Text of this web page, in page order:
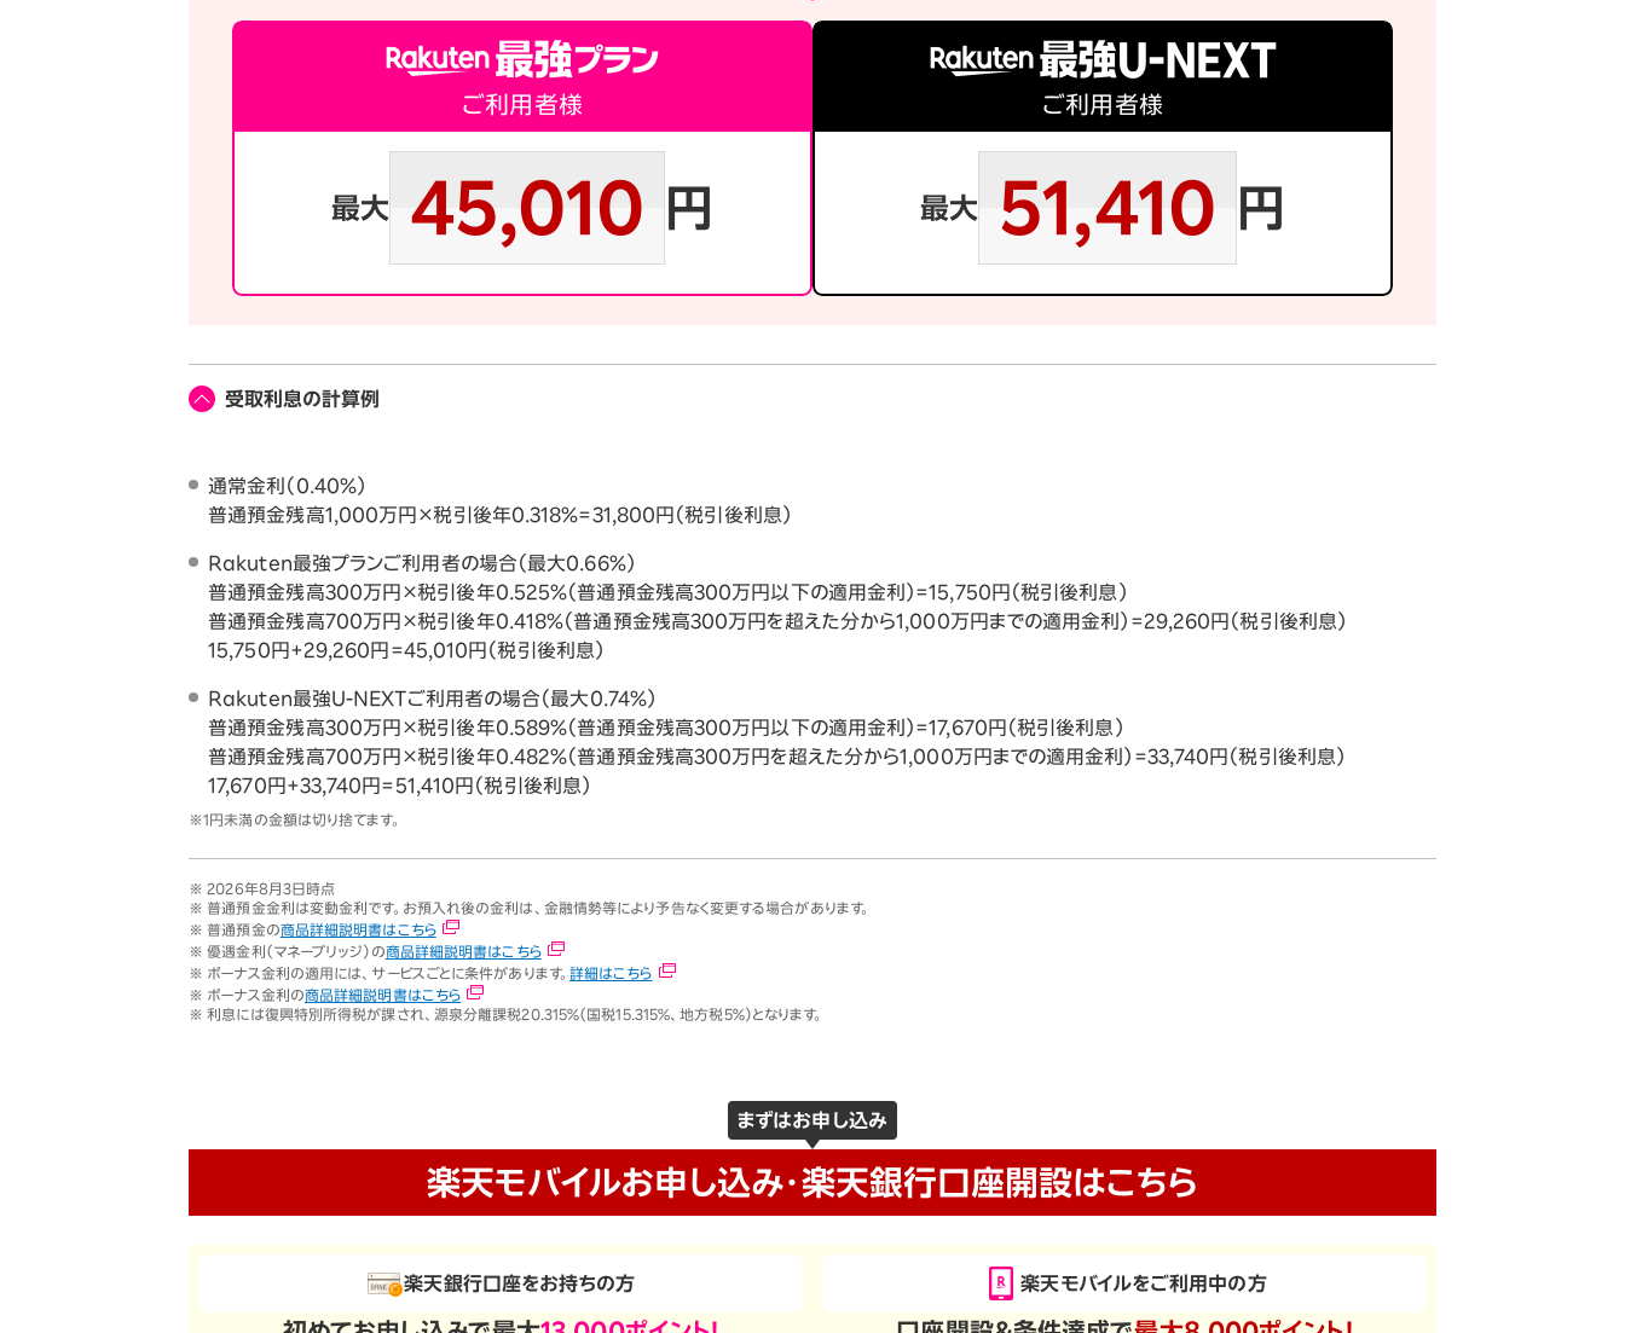
ご利用者様
最大 45,010 円
ご利用者様
最大 51,410 円
受取利息の計算例
通常金利（0.40%）
普通預金残高1,000万円×税引後年0.318%=31,800円（税引後利息）
Rakuten最強プランご利用者の場合（最大0.66%）
普通預金残高300万円×税引後年0.525%（普通預金残高300万円以下の適用金利）=15,750円（税引後利息）
普通預金残高700万円×税引後年0.418%（普通預金残高300万円を超えた分から1,000万円までの適用金利）=29,260円（税引後利息）
15,750円+29,260円=45,010円（税引後利息）
Rakuten最強U-NEXTご利用者の場合（最大0.74%）
普通預金残高300万円×税引後年0.589%（普通預金残高300万円以下の適用金利）=17,670円（税引後利息）
普通預金残高700万円×税引後年0.482%（普通預金残高300万円を超えた分から1,000万円までの適用金利）=33,740円（税引後利息）
17,670円+33,740円=51,410円（税引後利息）
※1円未満の金額は切り捨てます。
※ 2026年8月3日時点
※ 普通預金金利は変動金利です。お預入れ後の金利は、金融情勢等により予告なく変更する場合があります。
※ 普通預金の商品詳細説明書はこちら
※ 優遇金利（マネーブリッジ）の商品詳細説明書はこちら
※ ボーナス金利の適用には、サービスごとに条件があります。 詳細はこちら
※ ボーナス金利の商品詳細説明書はこちら
※ 利息には復興特別所得税が課され、源泉分離課税20.315％（国税15.315％、地方税5％）となります。
まずはお申し込み
楽天モバイルお申し込み・楽天銀行口座開設はこちら
楽天銀行口座をお持ちの方 楽天モバイルをご利用中の方